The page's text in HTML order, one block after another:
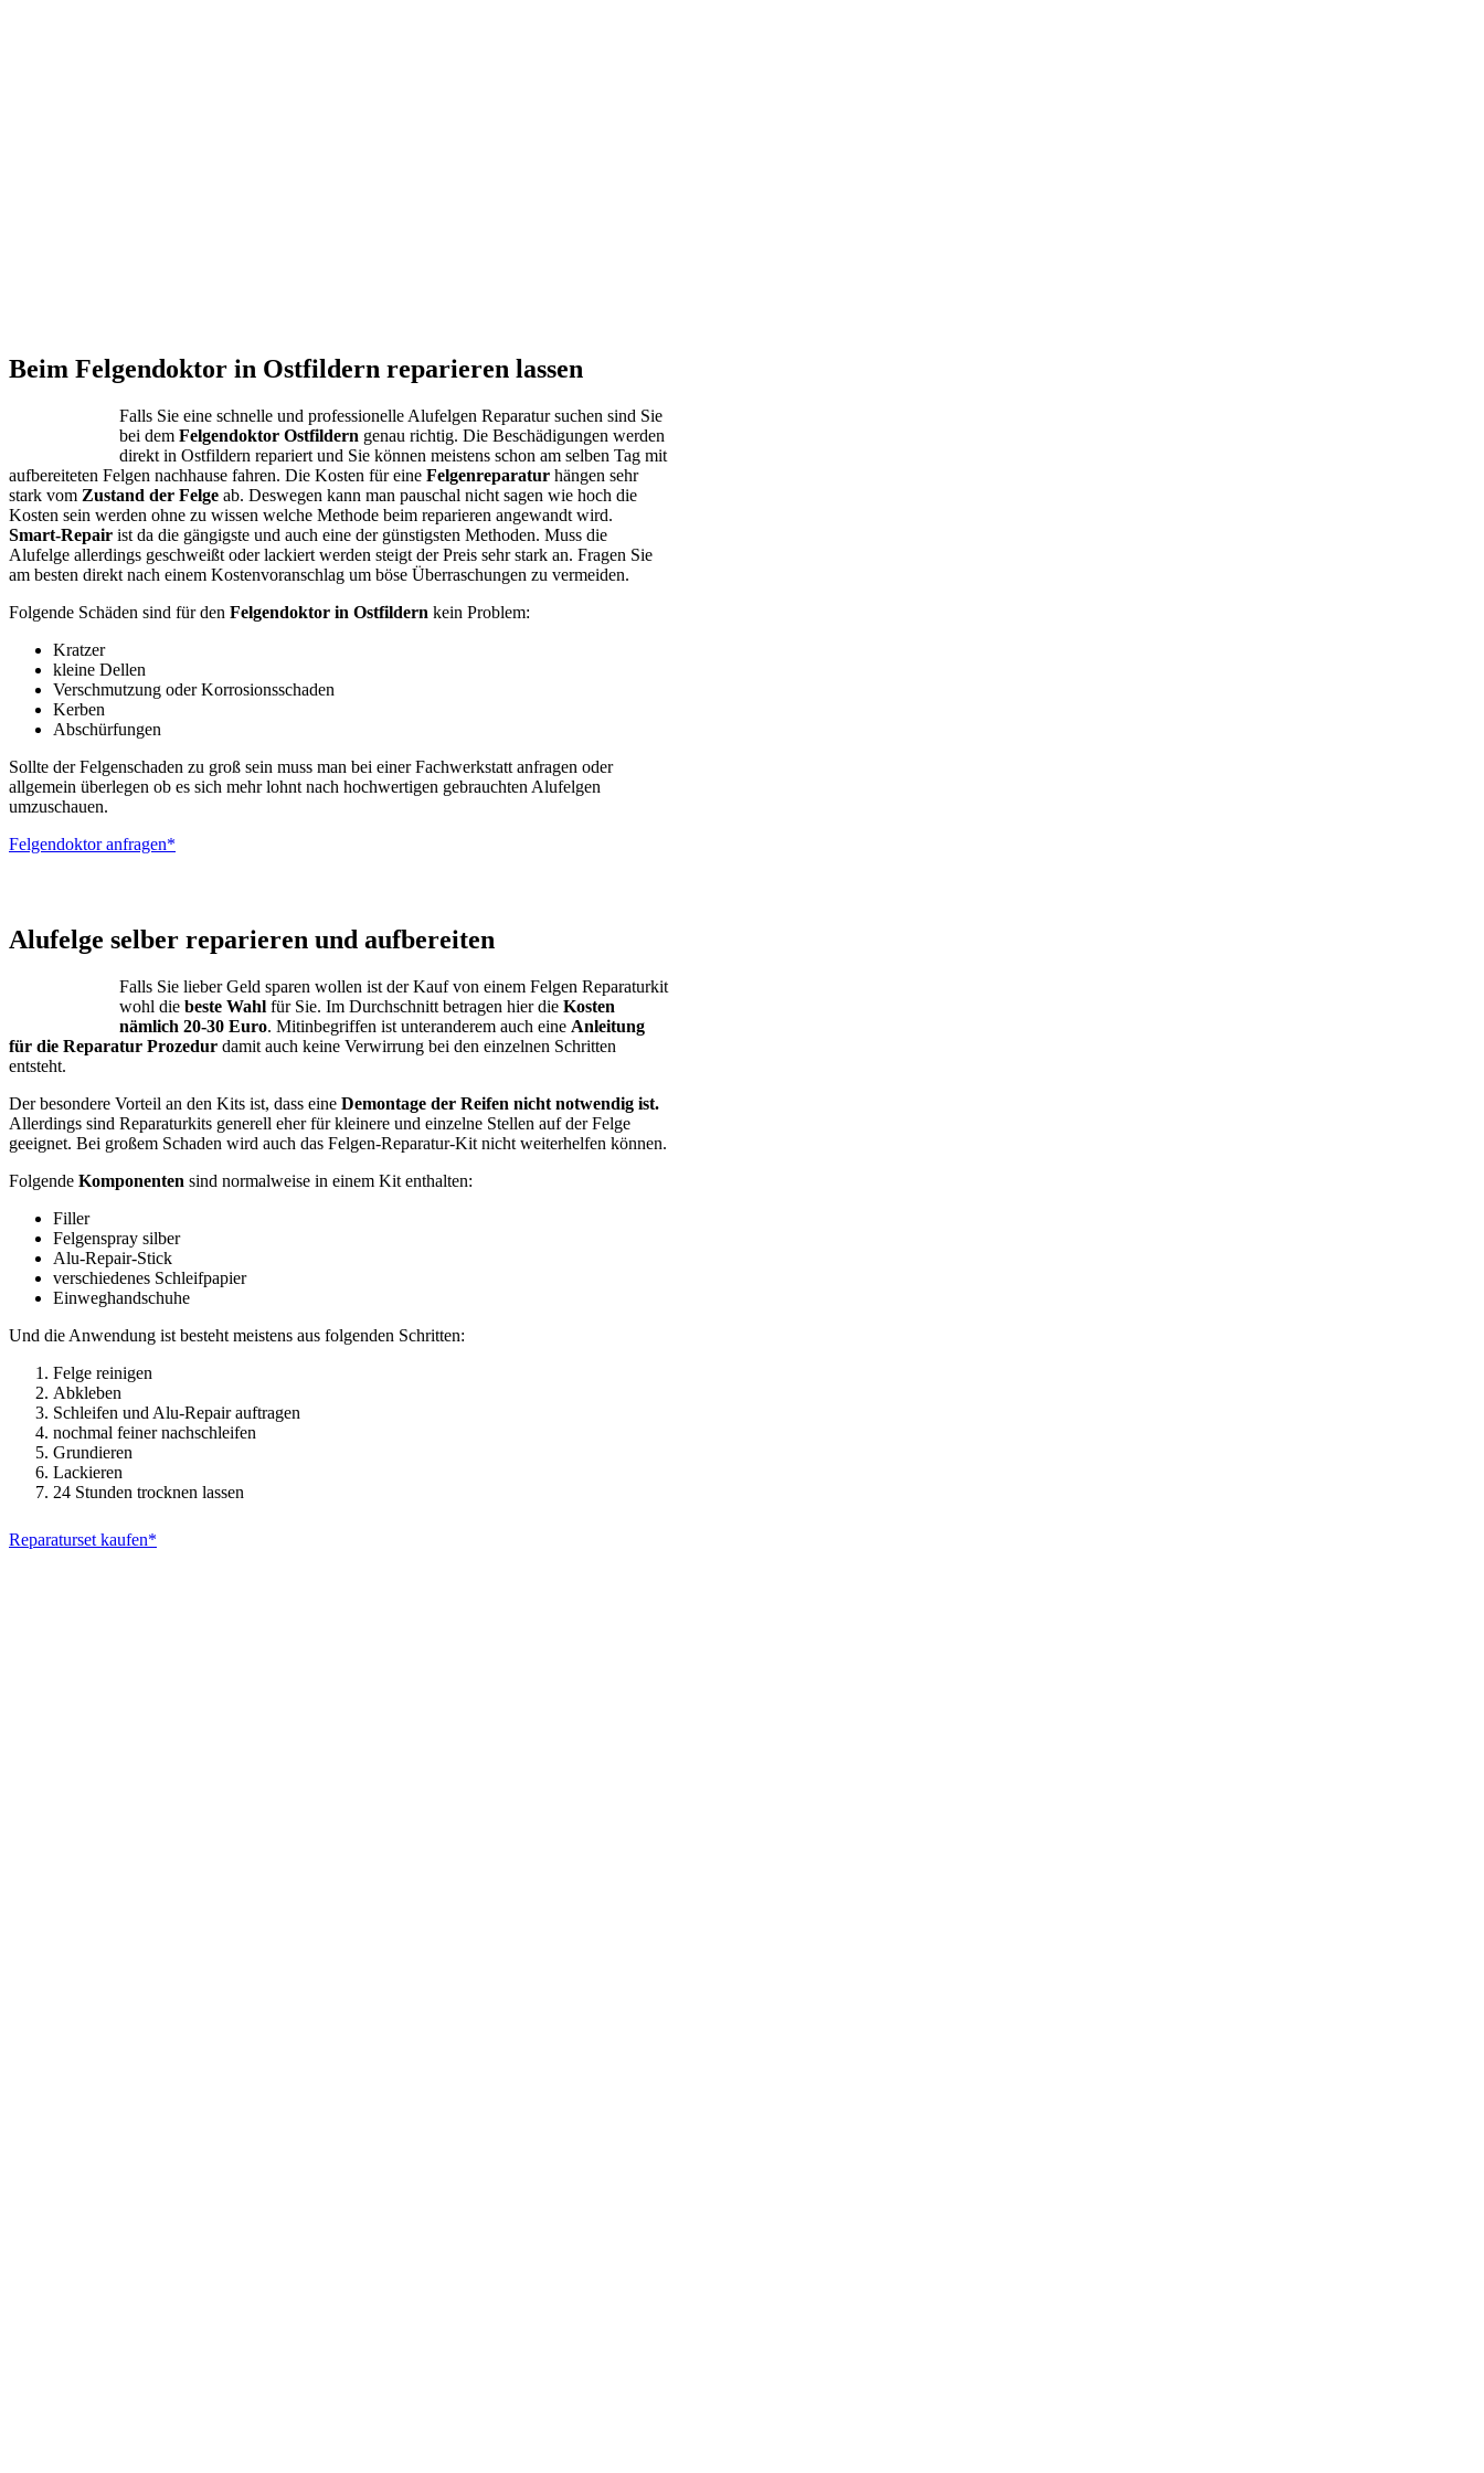
Beim Felgendoktor in Ostfildern reparieren lassen
Falls Sie eine schnelle und professionelle Alufelgen Reparatur suchen sind Sie
bei dem Felgendoktor Ostfildern genau richtig. Die Beschädigungen werden
direkt in Ostfildern repariert und Sie können meistens schon am selben Tag mit
aufbereiteten Felgen nachhause fahren. Die Kosten für eine Felgenreparatur hängen sehr
stark vom Zustand der Felge ab. Deswegen kann man pauschal nicht sagen wie hoch die
Kosten sein werden ohne zu wissen welche Methode beim reparieren angewandt wird.
Smart-Repair ist da die gängigste und auch eine der günstigsten Methoden. Muss die
Alufelge allerdings geschweißt oder lackiert werden steigt der Preis sehr stark an. Fragen Sie
am besten direkt nach einem Kostenvoranschlag um böse Überraschungen zu vermeiden.
Folgende Schäden sind für den Felgendoktor in Ostfildern kein Problem:
Kratzer
kleine Dellen
Verschmutzung oder Korrosionsschaden
Kerben
Abschürfungen
Sollte der Felgenschaden zu groß sein muss man bei einer Fachwerkstatt anfragen oder
allgemein überlegen ob es sich mehr lohnt nach hochwertigen gebrauchten Alufelgen
umzuschauen.
Felgendoktor anfragen*
Alufelge selber reparieren und aufbereiten
Falls Sie lieber Geld sparen wollen ist der Kauf von einem Felgen Reparaturkit
wohl die beste Wahl für Sie. Im Durchschnitt betragen hier die Kosten
nämlich 20-30 Euro. Mitinbegriffen ist unteranderem auch eine Anleitung
für die Reparatur Prozedur damit auch keine Verwirrung bei den einzelnen Schritten
entsteht.
Der besondere Vorteil an den Kits ist, dass eine Demontage der Reifen nicht notwendig ist.
Allerdings sind Reparaturkits generell eher für kleinere und einzelne Stellen auf der Felge
geeignet. Bei großem Schaden wird auch das Felgen-Reparatur-Kit nicht weiterhelfen können.
Folgende Komponenten sind normalweise in einem Kit enthalten:
Filler
Felgenspray silber
Alu-Repair-Stick
verschiedenes Schleifpapier
Einweghandschuhe
Und die Anwendung ist besteht meistens aus folgenden Schritten:
Felge reinigen
Abkleben
Schleifen und Alu-Repair auftragen
nochmal feiner nachschleifen
Grundieren
Lackieren
24 Stunden trocknen lassen
Reparaturset kaufen*